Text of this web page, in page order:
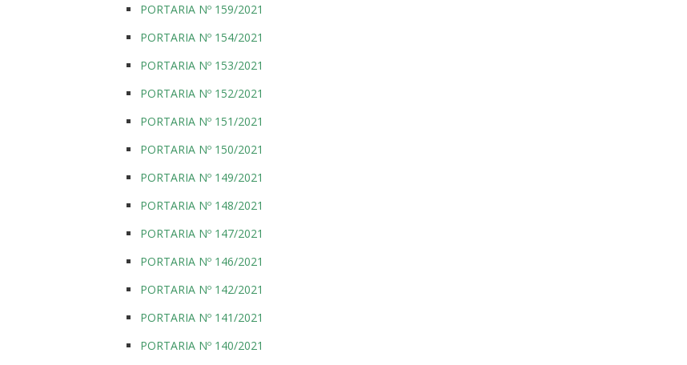
PORTARIA Nº 159/2021
PORTARIA Nº 154/2021
PORTARIA Nº 153/2021
PORTARIA Nº 152/2021
PORTARIA Nº 151/2021
PORTARIA Nº 150/2021
PORTARIA Nº 149/2021
PORTARIA Nº 148/2021
PORTARIA Nº 147/2021
PORTARIA Nº 146/2021
PORTARIA Nº 142/2021
PORTARIA Nº 141/2021
PORTARIA Nº 140/2021